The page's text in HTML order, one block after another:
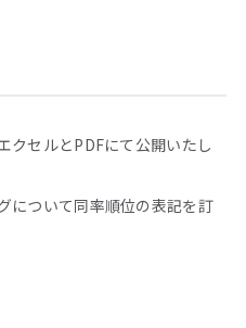
クセルとPDFにて公開いたし
について同率順位の表記を訂